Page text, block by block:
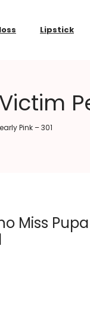
Lipstick
Pink – 301
Miss